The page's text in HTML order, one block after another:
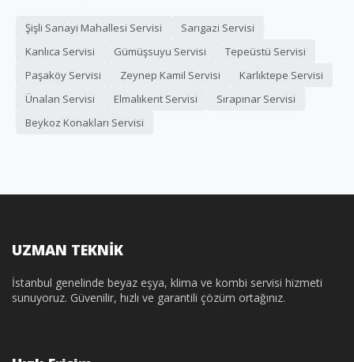
Şişli Sanayi Mahallesi Servisi
Sarıgazi Servisi
Kanlıca Servisi
Gümüşsuyu Servisi
Tepeüstü Servisi
Paşaköy Servisi
Zeynep Kamil Servisi
Karlıktepe Servisi
Ünalan Servisi
Elmalıkent Servisi
Sırapınar Servisi
Beykoz Konakları Servisi
UZMAN TEKNİK
İstanbul genelinde beyaz eşya, klima ve kombi servisi hizmeti
sunuyoruz. Güvenilir, hızlı ve garantili çözüm ortağınız.